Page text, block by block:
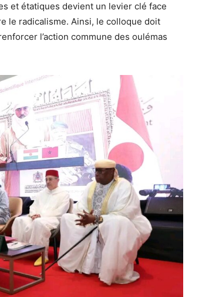
et étatiques devient un levier clé face
le radicalisme. Ainsi, le colloque doit
l’action commune des oulémas